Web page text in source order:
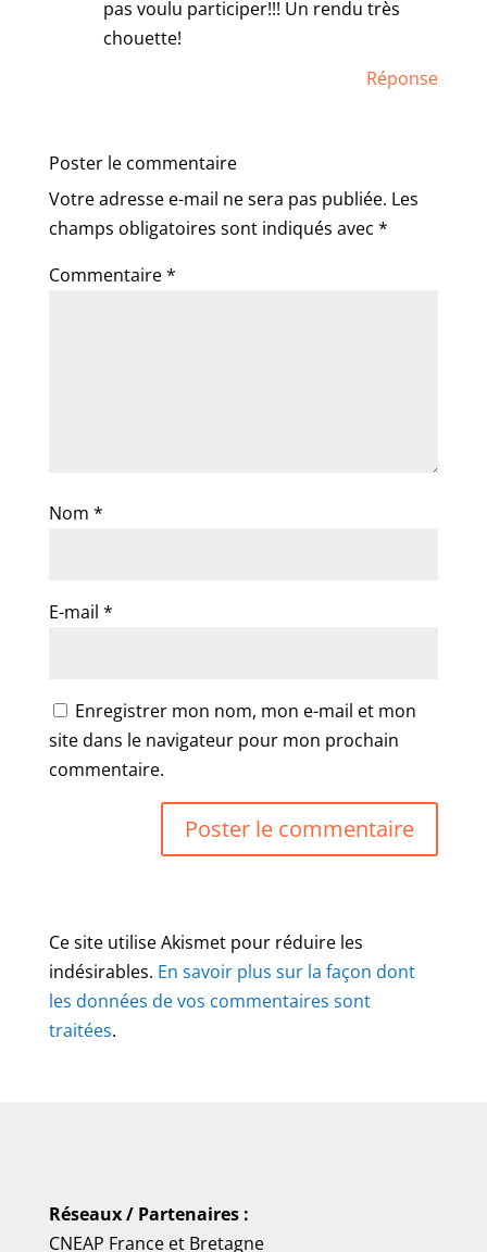
pas voulu participer!!! Un rendu très
chouette!
Réponse
Poster le commentaire
Votre adresse e-mail ne sera pas publiée. Les
champs obligatoires sont indiqués avec *
Commentaire*
Nom *
E-mail *
Enregistrer mon nom, mon e-mail et mon
site dans le navigateur pour mon prochain
commentaire.
Ce site utilise Akismet pour réduire les
indésirables. En savoir plus sur la façon dont
les données de vos commentaires sont
traitées.
Réseaux / Partenaires :
CNEAP Franceet Bretagne